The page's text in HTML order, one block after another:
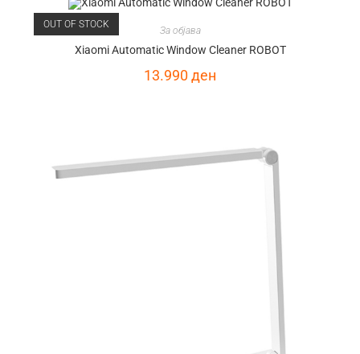
OUT OF STOCK
За објава
Xiaomi Automatic Window Cleaner ROBOT
13.990ден